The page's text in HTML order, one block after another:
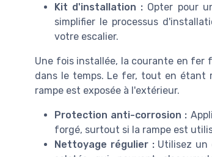
Kit d'installation : Opter pour
simplifier le processus
votre escalier.
Une fois installée, la courante en fer
dans le temps. Le fer, tout en étant
rampe est exposée à l'extérieur.
Protection anti-corrosion :
forgé, surtout si la rampe est
Nettoyage régulier :Utilisez un